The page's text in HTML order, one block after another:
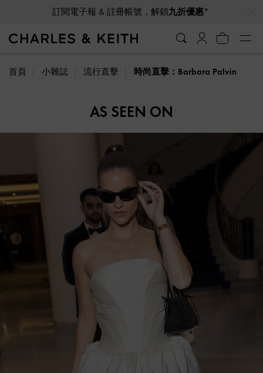
訂閱電子報 & 註冊帳號，解鎖九折優惠*
首頁 小雜誌 流行直擊 時尚直擊：Barbara Palvin
AS SEEN ON